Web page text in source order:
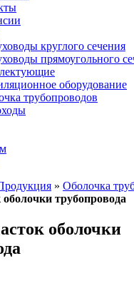
круглого сечения
прямоугольного
оборудование
трубопроводов
» Оболочка
трубопровода
оболочки